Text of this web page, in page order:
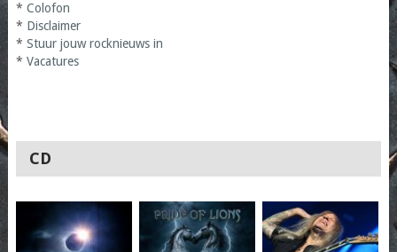
* Colofon
* Disclaimer
* Stuur jouw rocknieuws in
* Vacatures
CD